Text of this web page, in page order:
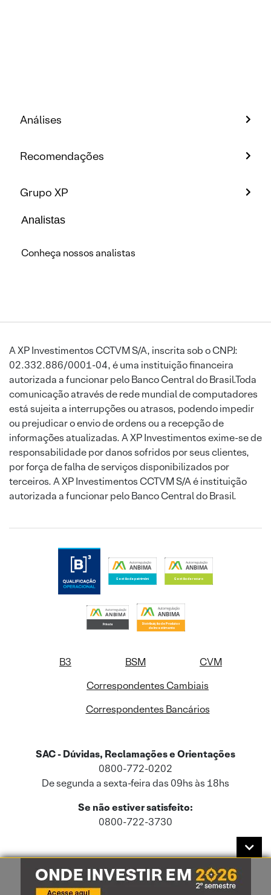
Análises
Recomendações
Grupo XP
Analistas
Conheça nossos analistas
A XP Investimentos CCTVM S/A, inscrita sob o CNPJ:
02.332.886/0001-04, é uma instituição financeira
autorizada a funcionar pelo Banco Central do Brasil.Toda
comunicação através de rede mundial de computadores
está sujeita a interrupções ou atrasos, podendo impedir
ou prejudicar o envio de ordens ou a recepção de
informações atualizadas. A XP Investimentos exime-se de
responsabilidade por danos sofridos por seus clientes,
por força de falha de serviços disponibilizados por
terceiros. A XP Investimentos CCTVM S/A é instituição
autorizada a funcionar pelo Banco Central do Brasil.
B3 BSM
CVM
Correspondentes Cambiais
Correspondentes Bancários
SAC - Dúvidas, Reclamações e Orientações
0800-772-0202
De segunda a sexta-feira das 09hs às 18hs
Se não estiver satisfeito:
0800-722-3730
Este site usa cookies e dados pessoais de acordo com a nossaPolítica de
Cookies
e a nossaPolítica de Privacidade.